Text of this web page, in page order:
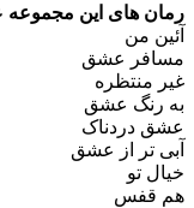
های این مجموعه
من
عشق
عشق
دردناک
از عشق
تو